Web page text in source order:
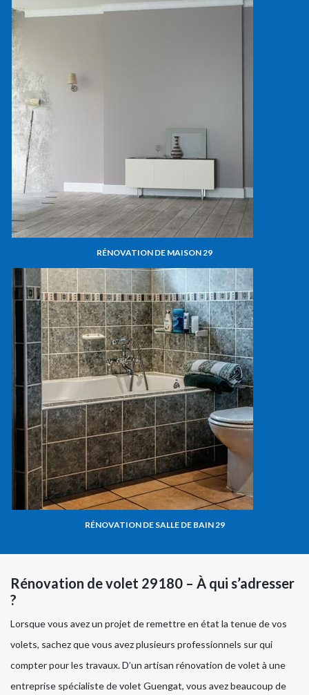
RÉNOVATION DE MAISON 29
RÉNOVATION DE SALLE DE BAIN 29
Rénovation de volet 29180 – À qui s’adresser
?
Lorsque vous avez un projet de remettre en état la tenue de vos
volets, sachez que vous avez plusieurs professionnels sur qui
compter pour les travaux. D’un artisan rénovation de volet à une
entreprise spécialiste de volet Guengat, vous avez beaucoup de